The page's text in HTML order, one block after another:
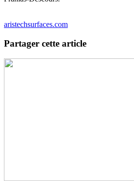
aristechsurfaces.com
Partager cette article